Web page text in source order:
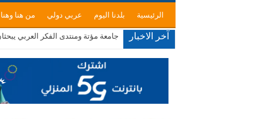
الرئيسية بلدنا اليوم عربي دولي من هنا
آخر الاخبار جامعة مؤتة ومنتدى الفكر العربي